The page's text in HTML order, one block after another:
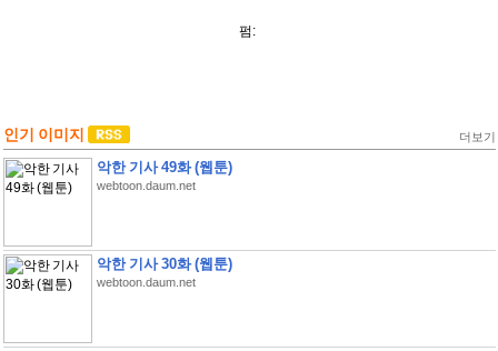
펌:
인기 이미지 더보기
악한 기사 49화 (웹툰)
webtoon.daum.net
악한 기사 30화 (웹툰)
webtoon.daum.net